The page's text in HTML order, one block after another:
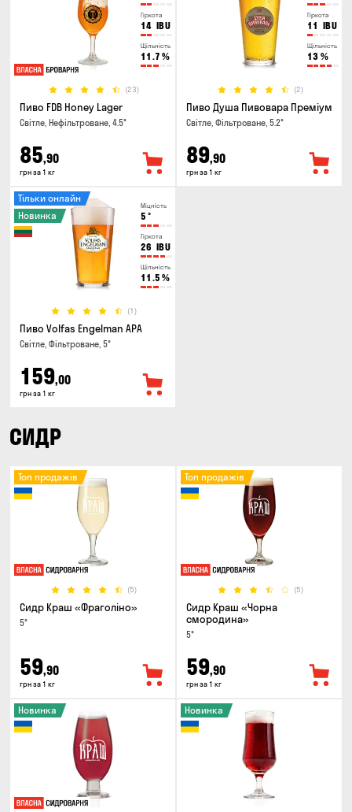
Гіркота
14 IBU
Щільність
11.7 %
(23)
Пиво FDB Honey Lager
Світле, Нефільтроване, 4.5°
85,90
грн за 1 кг
Гіркота
11 IBU
Щільність
13 %
(2)
Пиво Душа Пивовара Преміум
Світле, Фільтроване, 5.2°
89,90
грн за 1 кг
Міцність
5 °
Гіркота
26 IBU
Щільність
11.5 %
(1)
Тільки онлайн
Новинка
Пиво Volfas Engelman APA
Світле, Фільтроване, 5°
159,00
грн за 1 кг
СИДР
(5)
Топ продажів
Сидр Краш «Фраголіно»
5°
59,90
грн за 1 кг
(5)
Топ продажів
Сидр Краш «Чорна
смородина»
5°
59,90
грн за 1 кг
Новинка Новинка